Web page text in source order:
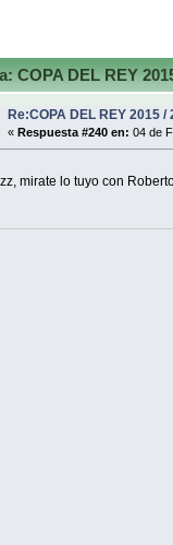
COPA DEL REY
Re:COPA DEL REY 2015 /
« Respuesta #240 en: 04 de
mirate lo tuyo con